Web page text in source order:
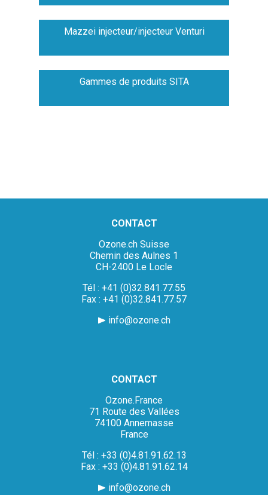
Mazzei injecteur/injecteur Venturi
Gammes de produits SITA
CONTACT
Ozone.ch Suisse
Chemin des Aulnes 1
CH-2400 Le Locle
Tél : +41 (0)32.841.77.55
Fax : +41 (0)32.841.77.57
info@ozone.ch
CONTACT
Ozone.France
71 Route des Vallées
74100 Annemasse
France
Tél : +33 (0)4.81.91.62.13
Fax : +33 (0)4.81.91.62.14
info@ozone.ch